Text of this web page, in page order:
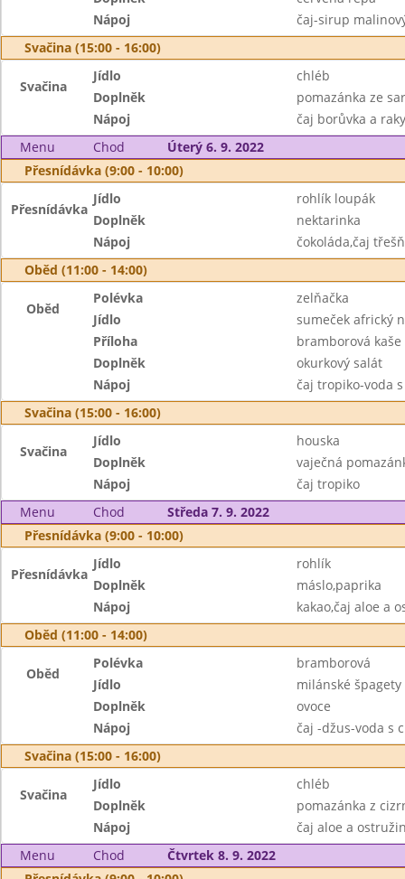
Nápoj
čaj-sirup
Svačina (15:00 - 16:00)
Svačina
Jídlo
chléb
Doplněk
pomazánka ze
Nápoj
čaj borůvka a
Menu
Chod
Úterý 6. 9. 2022
Přesnídávka (9:00 - 10:00)
Přesnídávka
Jídlo
rohlík loupák
Doplněk
nektarinka
Nápoj
čokoláda,čaj
Oběd (11:00 - 14:00)
Oběd
Polévka
zelňačka
Jídlo
sumeček africký
Příloha
bramborová
Doplněk
okurkový salát
Nápoj
čaj tropiko-voda
Svačina (15:00 - 16:00)
Svačina
Jídlo
houska
Doplněk
vaječná
Nápoj
čaj tropiko
Menu
Chod
Středa 7. 9. 2022
Přesnídávka (9:00 - 10:00)
Přesnídávka
Jídlo
rohlík
Doplněk
máslo,paprika
Nápoj
kakao,čaj aloe a
Oběd (11:00 - 14:00)
Oběd
Polévka
bramborová
Jídlo
milánské špagety
Doplněk
ovoce
Nápoj
čaj -džus-voda s
Svačina (15:00 - 16:00)
Svačina
Jídlo
chléb
Doplněk
pomazánka z
Nápoj
čaj aloe a
Menu
Chod
Čtvrtek 8. 9. 2022